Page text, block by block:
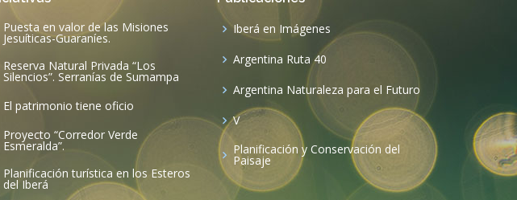
Puesta en valor de las Misiones
Jesuíticas-Guaraníes.
Reserva Natural Privada “Los
Silencios”. Serranías de Sumampa
El patrimonio tiene oficio
Proyecto “Corredor Verde
Esmeralda”.
Planificación turística en los Esteros
del Iberá
Iberá en Imágenes
Argentina Ruta 40
Argentina Naturaleza para el Futuro
V
Planificación y Conservación del
Paisaje